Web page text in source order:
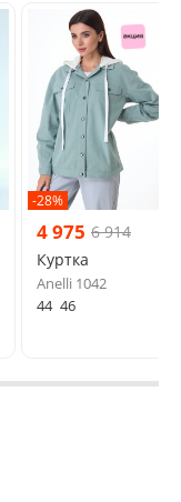
-28%
4 975 6 914
Куртка
Anelli 1042
44 46